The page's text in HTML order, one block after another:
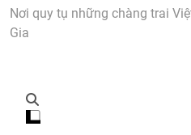
Nơi quy tụ những chàng trai
Gia